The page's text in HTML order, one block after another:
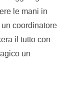
le mani in
coordinatore
il tutto con
un